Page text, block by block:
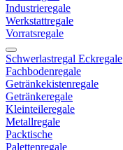
Industrieregale
Werkstattregale
Vorratsregale
Schwerlastregal Eckregale
Fachbodenregale
Getränkekistenregale
Getränkeregale
Kleinteileregale
Metallregale
Packtische
Palettenregale